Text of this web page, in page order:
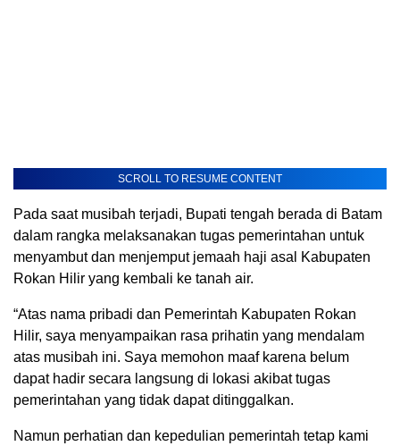
SCROLL TO RESUME CONTENT
Pada saat musibah terjadi, Bupati tengah berada di Batam
dalam rangka melaksanakan tugas pemerintahan untuk
menyambut dan menjemput jemaah haji asal Kabupaten
Rokan Hilir yang kembali ke tanah air.
“Atas nama pribadi dan Pemerintah Kabupaten Rokan
Hilir, saya menyampaikan rasa prihatin yang mendalam
atas musibah ini. Saya memohon maaf karena belum
dapat hadir secara langsung di lokasi akibat tugas
pemerintahan yang tidak dapat ditinggalkan.
Namun perhatian dan kepedulian pemerintah tetap kami